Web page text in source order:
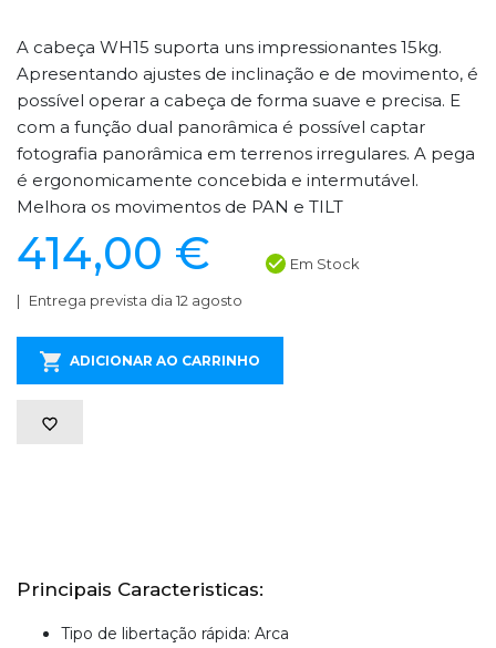
A cabeça WH15 suporta uns impressionantes 15kg.
Apresentando ajustes de inclinação e de movimento, é
possível operar a cabeça de forma suave e precisa. E
com a função dual panorâmica é possível captar
fotografia panorâmica em terrenos irregulares. A pega
é ergonomicamente concebida e intermutável.
Melhora os movimentos de PAN e TILT
414,00 € Em Stock
Entrega prevista dia 12 agosto
ADICIONAR AO CARRINHO
Principais Caracteristicas:
Tipo de libertação rápida: Arca